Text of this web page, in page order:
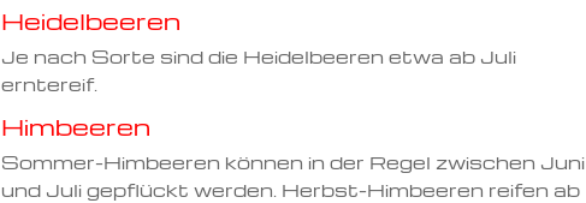
Heidelbeeren
Je nach Sorte sind die Heidelbeeren etwa ab Juli
erntereif.
Himbeeren
Sommer-Himbeeren können in der Regel zwischen Juni
und Juli gepflückt werden. Herbst-Himbeeren reifen ab